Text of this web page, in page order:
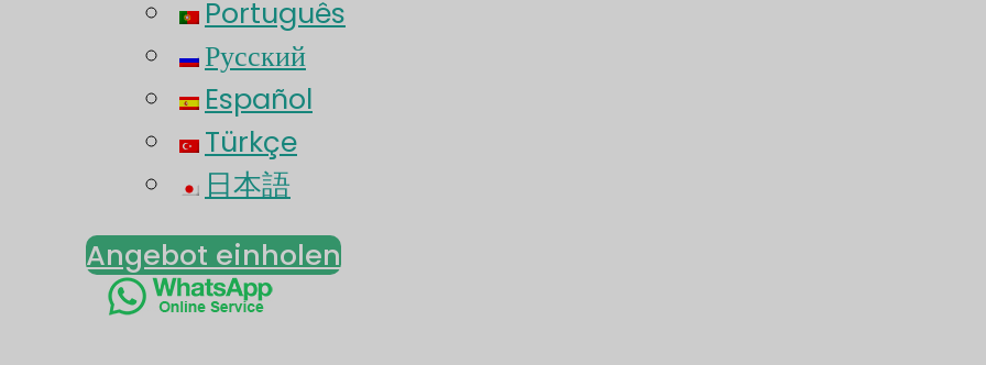
Português
Русский
Español
Türkçe
日本語
Angebot einholen